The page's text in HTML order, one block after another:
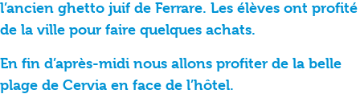
l’ancien ghetto juif de Ferrare. Les élèves ont profité
de la ville pour faire quelques achats.
En fin d’après-midi nous allons profiter de la belle
plage de Cervia en face de l’hôtel.